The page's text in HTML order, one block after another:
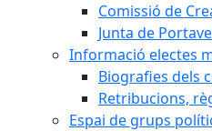
Comissió de
Junta de
Informació electes
Biografies dels
Retribucions,
Espai de grups